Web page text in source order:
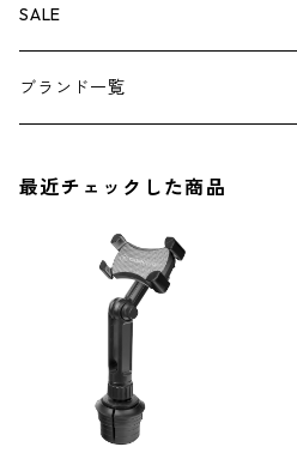
その他
その他
ナイフ
芳香剤
ボトムス
アンダーウェア
ウォレット
エアーフレッシュナー
SALE
ブランド一覧
最近チェックした商品